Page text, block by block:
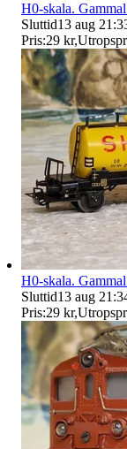
H0-skala.
Sluttid13 aug
Pris:29 kr,
H0-skala.
Sluttid13 aug
Pris:29 kr,